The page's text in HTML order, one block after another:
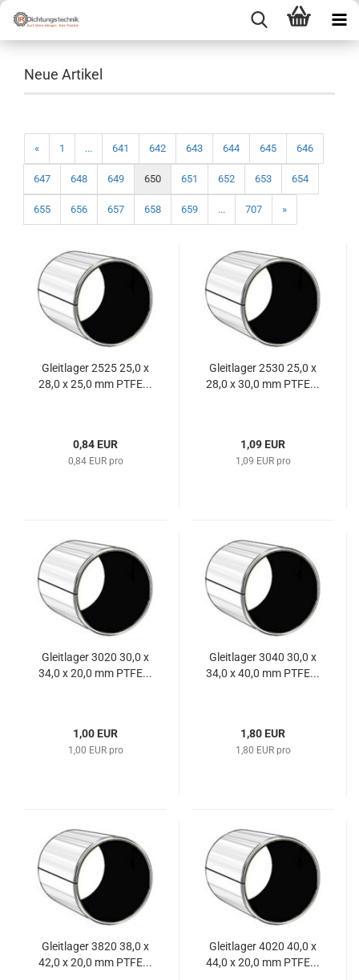
Neue Artikel
« 1 ... 641 642 643 644 645 646
647 648 649 650 651 652 653 654
655 656 657 658 659 ... 707 »
Gleitlager 2525 25,0 x
28,0 x 25,0 mm PTFE...
0,84 EUR
0,84 EUR pro
Gleitlager 2530 25,0 x
28,0 x 30,0 mm PTFE...
1,09 EUR
1,09 EUR pro
Gleitlager 3020 30,0 x
34,0 x 20,0 mm PTFE...
1,00 EUR
1,00 EUR pro
Gleitlager 3040 30,0 x
34,0 x 40,0 mm PTFE...
1,80 EUR
1,80 EUR pro
Gleitlager 3820 38,0 x
42,0 x 20,0 mm PTFE...
Gleitlager 4020 40,0 x
44,0 x 20,0 mm PTFE...